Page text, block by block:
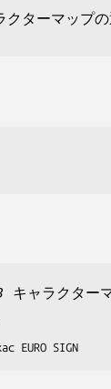
ターマップの
キャラクター
EURO SIGN